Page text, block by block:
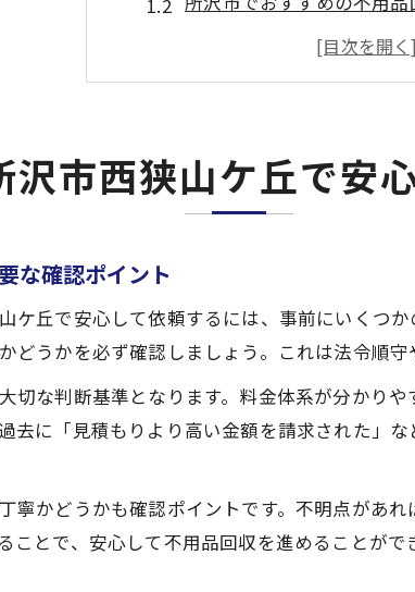
不用品回収業者の見極め方
回収範囲とサービス内容
見積もりで失敗しない不用品
不用品回収見積もり時の
内訳明細で安心する不用
見積もり比較で不用品回
悪質業者を避けるには？所沢
悪質な不用品回収業者の特
許可や連絡先で見極める
口コミから学ぶ不用品回収
沢市西狭山ケ丘で安
な確認ポイント
ケ丘で安心して依頼するには、事前にいくつ
どうかを必ず確認しましょう。これは法令順
切な判断基準となります。料金体系が分かり
去に「見積もりより高い金額を請求された」
寧かどうかも確認ポイントです。不明点があ
ことで、安心して不用品回収を進めることがで